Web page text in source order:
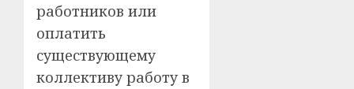
работников или
оплатить
существующему
коллективу работу в